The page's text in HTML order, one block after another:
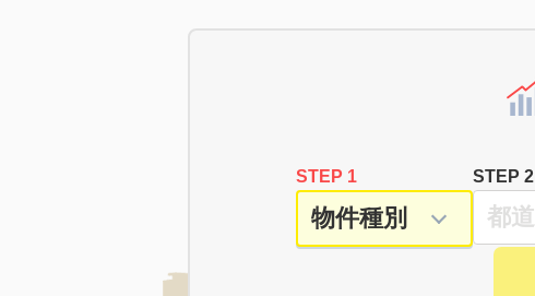
STEP 1 STEP 2